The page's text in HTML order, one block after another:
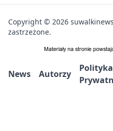
Copyright © 2026
zastrzeżone.
News Autorzy
Polityka